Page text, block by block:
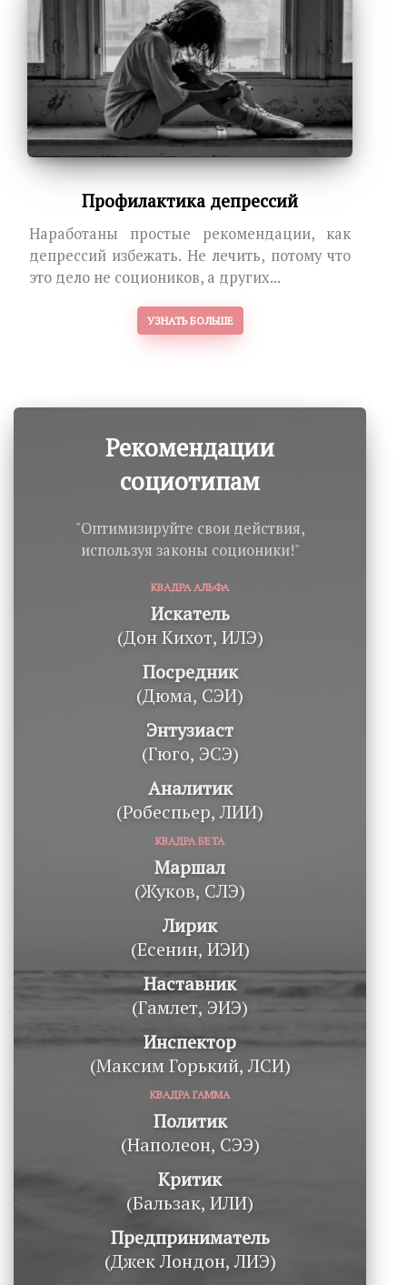
Профилактика депрессий
Наработаны простые рекомендации, как
депрессий избежать. Не лечить, потому что
это дело не социоников, а других...
УЗНАТЬ БОЛЬШЕ
Рекомендации
социотипам
"Оптимизируйте свои действия,
используя законы соционики!"
КВАДРА АЛЬФА
Искатель
(Дон Кихот, ИЛЭ)
Посредник
(Дюма, СЭИ)
Энтузиаст
(Гюго, ЭСЭ)
Аналитик
(Робеспьер, ЛИИ)
КВАДРА БЕТА
Маршал
(Жуков, СЛЭ)
Лирик
(Есенин, ИЭИ)
Наставник
(Гамлет, ЭИЭ)
Инспектор
(Максим Горький, ЛСИ)
КВАДРА ГАММА
Политик
(Наполеон, СЭЭ)
Критик
(Бальзак, ИЛИ)
Предприниматель
(Джек Лондон, ЛИЭ)